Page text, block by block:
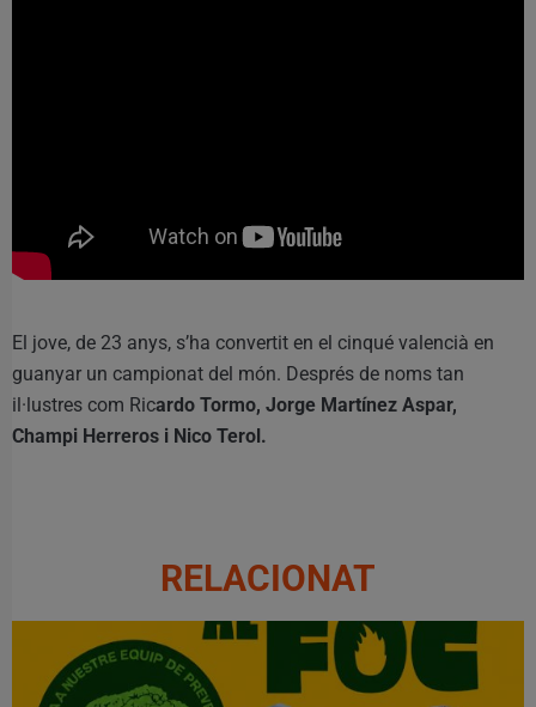
El jove, de 23 anys, s’ha convertit en el cinqué valencià en
guanyar un campionat del món. Després de noms tan
il·lustres com Ricardo Tormo, Jorge Martínez Aspar,
Champi Herreros i Nico Terol.
RELACIONAT